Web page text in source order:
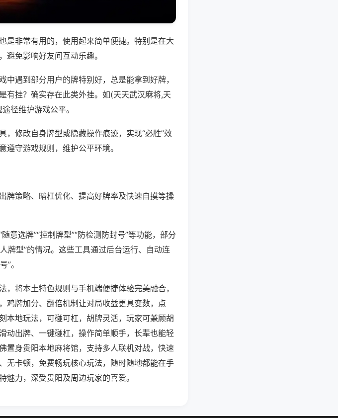
是非常有用的，使用起来简单便捷。特别是在大
避免影响好友间互动乐趣。
遇到部分用户的牌特别好，总是能拿到好牌，
有挂？确实存在此类外挂。如(天天武汉麻将,天
径维护游戏公平。
，修改自身牌型或隐藏操作痕迹，实现“必胜”效
守游戏规则，维护公平环境。
牌策略、暗杠优化、提高好牌率及快速自摸等操
意选牌”“控制牌型”“防检测防封号”等功能，部分
牌型”的情况。这些工具通过后台运行、自动连
”。
将本土特色规则与手机端便捷体验完美融合，
鸡牌加分、翻倍机制让对局收益更具变数，点
本地玩法，可碰可杠，胡牌灵活，玩家可兼顾胡
动出牌、一键碰杠，操作简单顺手，长辈也能轻
置身贵阳本地麻将馆，支持多人联机对战，快速
无卡顿，免费畅玩核心玩法，随时随地都能在手
力，深受贵阳及周边玩家的喜爱。